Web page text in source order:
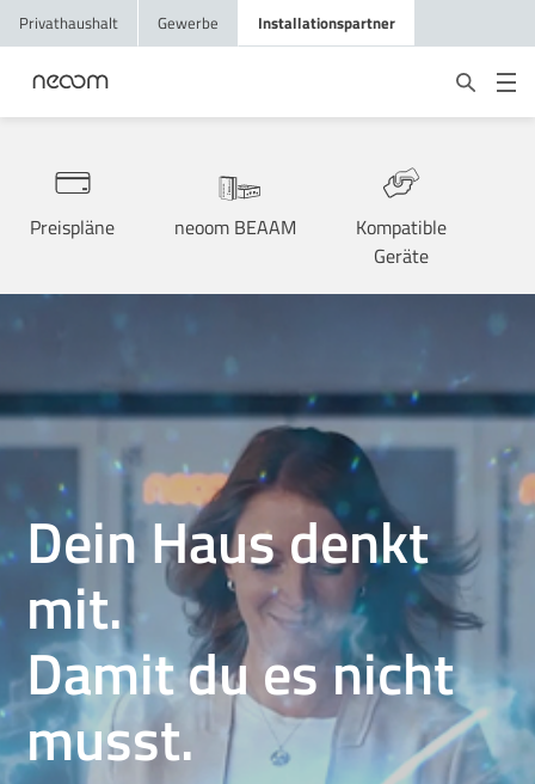
Privathaushalt Gewerbe Installationspartner
Preispläne neoom BEAAM
Kompatible
Geräte
Dein Haus denkt
mit.
Damit du es nicht
musst.